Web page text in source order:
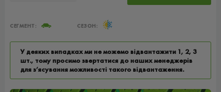
СЕГМЕНТ: СЕЗОН:
У деяких випадках ми не можемо відвантажити 1, 2, 3
шт., тому просимо звертатися до наших менеджерів
для з’ясування можливості такого відвантаження.